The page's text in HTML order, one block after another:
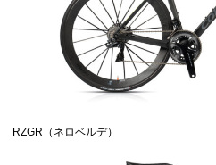
RZGR（ネロベルデ）